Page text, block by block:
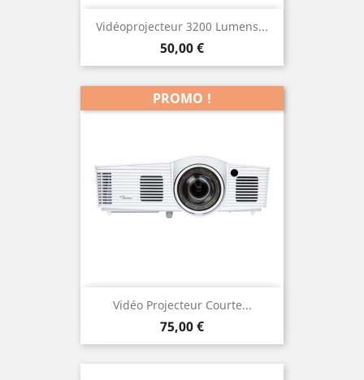
Vidéoprojecteur 3200 Lumens...
Prix
50,00 €
Vidéo Projecteur Courte...
Prix
75,00 €
PROMO !